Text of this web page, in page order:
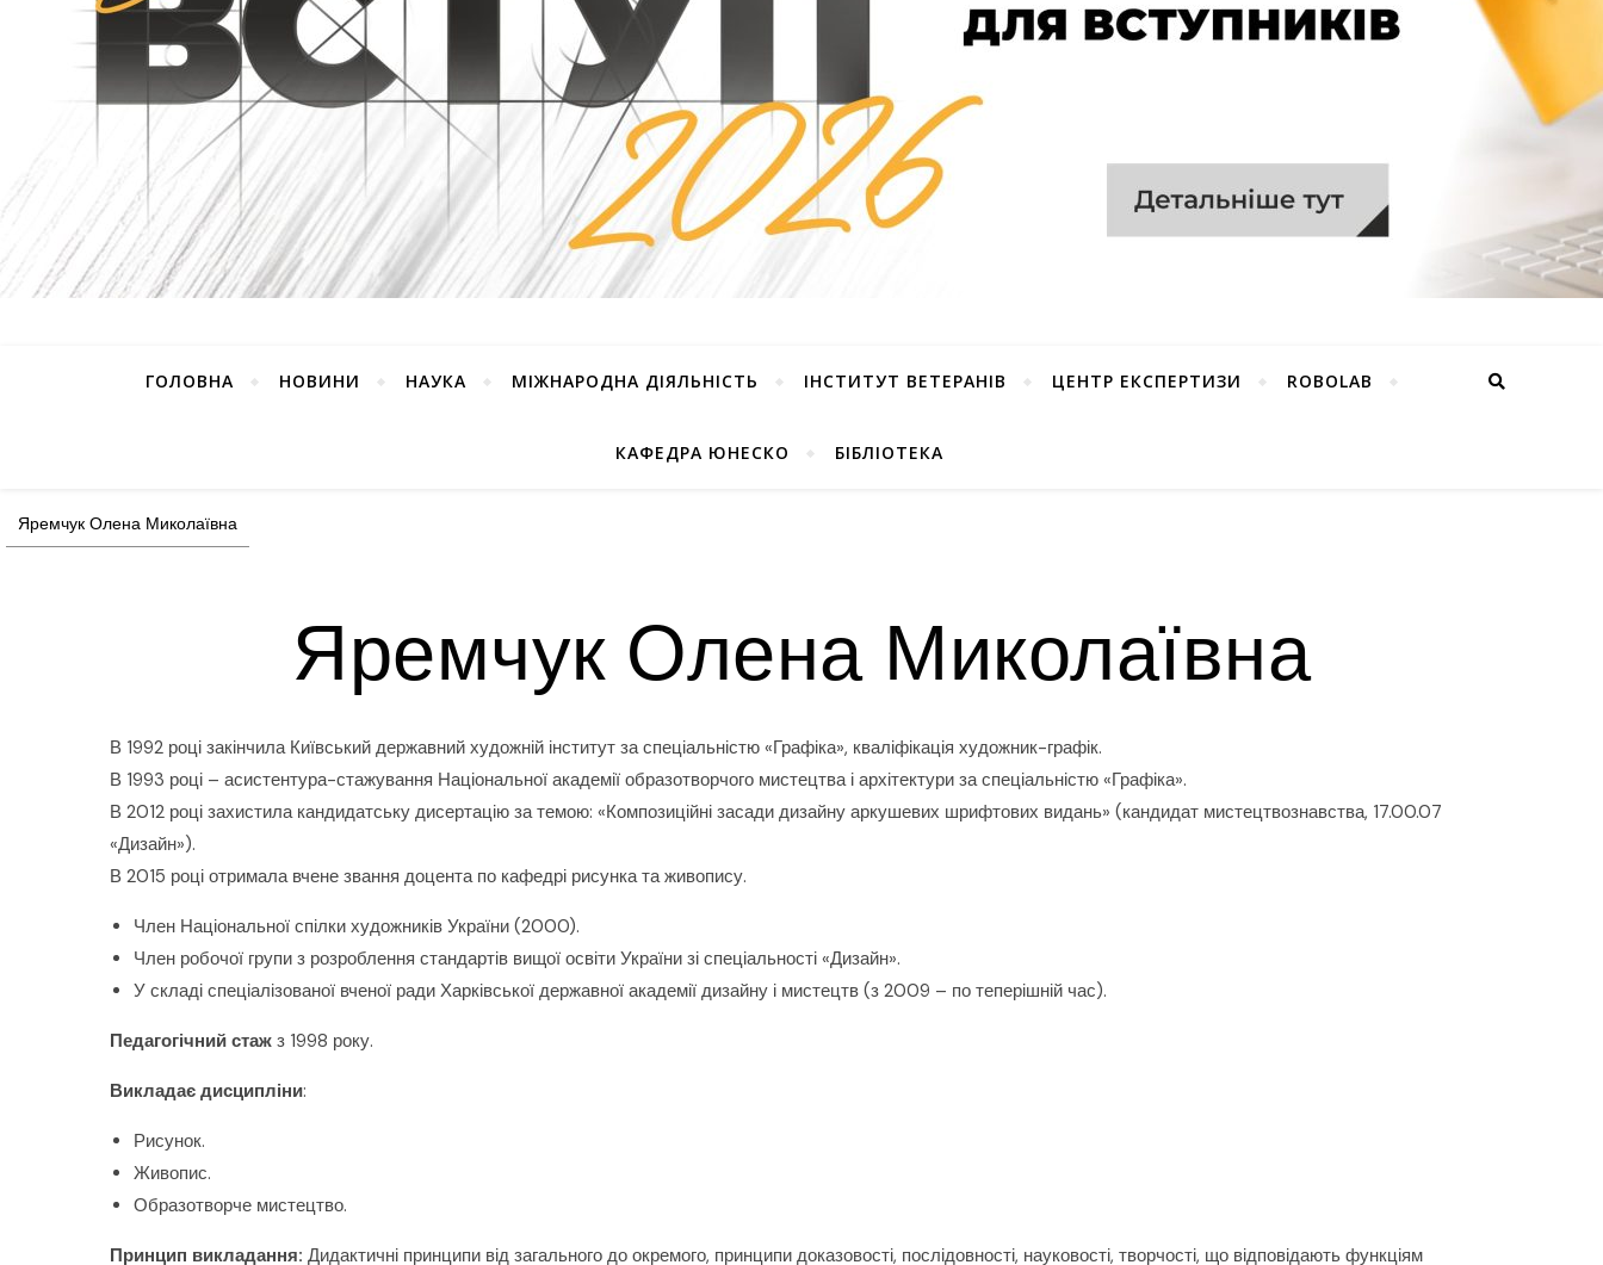
ГОЛОВНА НОВИНИ НАУКА МІЖНАРОДНА ДІЯЛЬНІСТЬ ІНСТИТУТ ВЕТЕРАНІВ ЦЕНТР ЕКСПЕРТИЗИ ROBOLAB
КАФЕДРА ЮНЕСКО БІБЛІОТЕКА
Яремчук Олена Миколаївна
Яремчук Олена Миколаївна
В 1992 році закінчила Київський державний художній інститут за спеціальністю «Графіка», кваліфікація художник-графік.
В 1993 році – асистентура-стажування Національної академії образотворчого мистецтва і архітектури за спеціальністю «Графіка».
В 2012 році захистила кандидатську дисертацію за темою: «Композиційні засади дизайну аркушевих шрифтових видань» (кандидат мистецтвознавства, 17.00.07
«Дизайн»).
В 2015 році отримала вчене звання доцента по кафедрі рисунка та живопису.
Член Національної спілки художників України (2000).
Член робочої групи з розроблення стандартів вищої освіти України зі спеціальності «Дизайн».
У складі спеціалізованої вченої ради Харківської державної академії дизайну і мистецтв (з 2009 – по теперішній час).
Педагогічний стаж з 1998 року.
Викладає дисципліни:
Рисунок.
Живопис.
Образотворче мистецтво.
Принцип викладання: Дидактичні принципи від загального до окремого, принципи доказовості, послідовності, науковості, творчості, що відповідають функціям